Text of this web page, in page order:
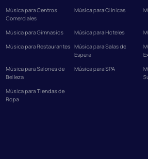
Música para Centros
Comerciales
Música para Clínicas
Música para Gimnasios Música para Hoteles
Música para Restaurantes Música para Salas de
Espera
Música para Salones de
Belleza
Música para SPA
Música para Tiendas de
Ropa